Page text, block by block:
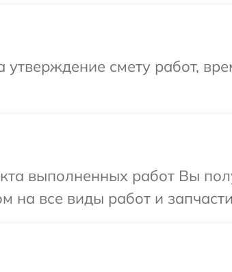
смету работ,
выполненных работ Вы
на все виды работ и